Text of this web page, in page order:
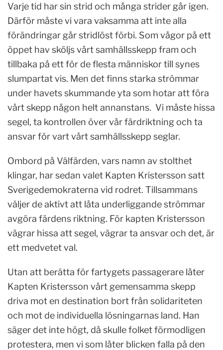
Varje tid har sin strid och många strider går igen.
Därför måste vi vara vaksamma att inte alla
förändringar går stridlöst förbi. Som vågor på ett
öppet hav sköljs vårt samhällsskepp fram och
tillbaka på ett för de flesta människor till synes
slumpartat vis. Men det finns starka strömmar
under havets skummande yta som hotar att föra
vårt skepp någon helt annanstans. Vi måste hissa
segel, ta kontrollen över vår färdriktning och ta
ansvar för vart vårt samhällsskepp seglar.
Ombord på Välfärden, vars namn av stolthet
klingar, har sedan valet Kapten Kristersson satt
Sverigedemokraterna vid rodret. Tillsammans
väljer de aktivt att låta underliggande strömmar
avgöra färdens riktning. För kapten Kristersson
vägrar hissa att segel, vägrar ta ansvar och det, är
ett medvetet val.
Utan att berätta för fartygets passagerare låter
Kapten Kristersson vårt gemensamma skepp
driva mot en destination bort från solidariteten
och mot de individuella lösningarnas land. Han
säger det inte högt, då skulle folket förmodligen
protestera, men vi som låter blicken falla på den